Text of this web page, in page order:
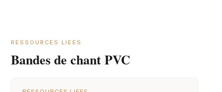
RESSOURCES LIEES
Bandes de chant PVC